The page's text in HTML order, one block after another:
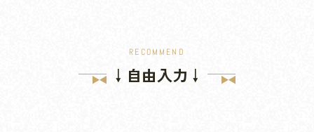
RECOMMEND
↓自由入力↓